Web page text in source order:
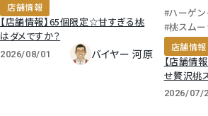
店舗情報
【店舗情報】65個限定☆甘すぎる桃
はダメですか？
2026/08/01 バイヤー 河原
#ハーゲン
#桃スム
店舗情報
【店舗情
せ贅沢桃
2026/07/